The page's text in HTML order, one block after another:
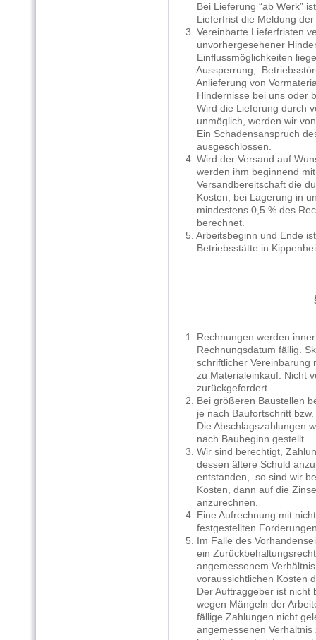
Bei Lieferung “ab Werk”
Lieferfrist die Meldung der
3. Vereinbarte Lieferfristen
unvorhergesehener
Einflussmöglichkeiten
Aussperrung,
Anlieferung von
Hindernisse bei uns oder
Wird die Lieferung durch
unmöglich, werden wir
Ein Schadensanspruch
ausgeschlossen.
4. Wird der Versand auf
werden ihm beginnend mit
Versandbereitschaft die
Kosten, bei Lagerung in
mindestens 0,5 % des
berechnet.
5. Arbeitsbeginn und Ende
Betriebsstätte in
1. Rechnungen werden
Rechnungsdatum fällig.
schriftlicher Vereinbarung
zu Materialeinkauf. Nicht
zurückgefordert.
2. Bei größeren Baustellen
je nach Baufortschritt bzw.
Die Abschlagszahlungen
nach Baubeginn gestellt.
3. Wir sind berechtigt,
dessen ältere Schuld
entstanden, so sind wir
Kosten, dann auf die
anzurechnen.
4. Eine Aufrechnung mit
festgestellten Forderungen
5. Im Falle des
ein Zurückbehaltungsrecht
angemessenem
voraussichtlichen Kosten
Der Auftraggeber ist nicht
wegen Mängeln der
fällige Zahlungen nicht
angemessenen Verhältnis